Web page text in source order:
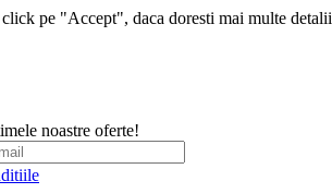
pe "Accept", daca doresti mai multe detalii
noastre oferte!